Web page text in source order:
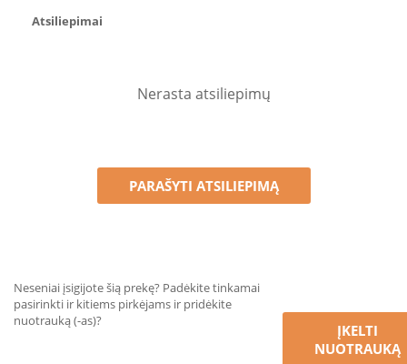
Atsiliepimai
Nerasta atsiliepimų
PARAŠYTI ATSILIEPIMĄ
Neseniai įsigijote šią prekę? Padėkite tinkamai
pasirinkti ir kitiems pirkėjams ir pridėkite
nuotrauką (-as)?
ĮKELTI
NUOTRAUKĄ